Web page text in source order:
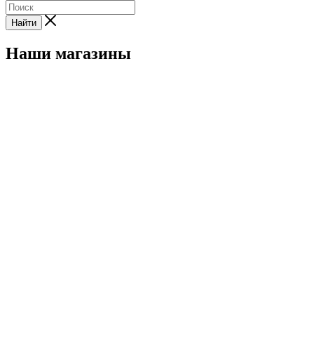
Найти
Наши магазины